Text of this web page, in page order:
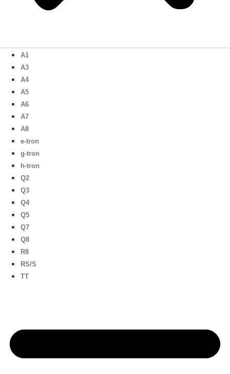
A1
A3
A4
A5
A6
A7
A8
e-tron
g-tron
h-tron
Q2
Q3
Q4
Q5
Q7
Q8
R8
RS/S
TT